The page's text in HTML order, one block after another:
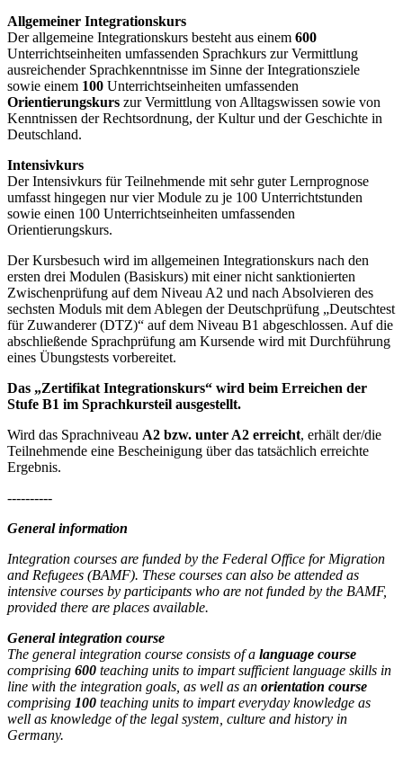
Allgemeiner Integrationskurs
Der allgemeine Integrationskurs besteht aus einem 600
Unterrichtseinheiten umfassenden Sprachkurs zur Vermittlung
ausreichender Sprachkenntnisse im Sinne der Integrationsziele
sowie einem 100 Unterrichtseinheiten umfassenden
Orientierungskurs zur Vermittlung von Alltagswissen sowie von
Kenntnissen der Rechtsordnung, der Kultur und der Geschichte in
Deutschland.
Intensivkurs
Der Intensivkurs für Teilnehmende mit sehr guter Lernprognose
umfasst hingegen nur vier Module zu je 100 Unterrichtstunden
sowie einen 100 Unterrichtseinheiten umfassenden
Orientierungskurs.
Der Kursbesuch wird im allgemeinen Integrationskurs nach den
ersten drei Modulen (Basiskurs) mit einer nicht sanktionierten
Zwischenprüfung auf dem Niveau A2 und nach Absolvieren des
sechsten Moduls mit dem Ablegen der Deutschprüfung „Deutschtest
für Zuwanderer (DTZ)“ auf dem Niveau B1 abgeschlossen. Auf die
abschließende Sprachprüfung am Kursende wird mit Durchführung
eines Übungstests vorbereitet.
Das „Zertifikat Integrationskurs“ wird beim Erreichen der
Stufe B1 im Sprachkursteil ausgestellt.
Wird das Sprachniveau A2 bzw. unter A2 erreicht, erhält der/die
Teilnehmende eine Bescheinigung über das tatsächlich erreichte
Ergebnis.
----------
General information
Integration courses are funded by the Federal Office for Migration
and Refugees (BAMF). These courses can also be attended as
intensive courses by participants who are not funded by the BAMF,
provided there are places available.
General integration course
The general integration course consists of a language course
comprising 600 teaching units to impart sufficient language skills in
line with the integration goals, as well as an orientation course
comprising 100 teaching units to impart everyday knowledge as
well as knowledge of the legal system, culture and history in
Germany.